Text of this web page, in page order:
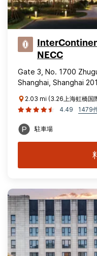
NECC
Gate 3, No. 1700
Shanghai, Shanghai
2.03 mi (3.26上海虹橋国
4.49
1479
駐車場